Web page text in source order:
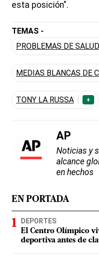
esta posición".
TEMAS -
PROBLEMAS DE SALUD
MEDIAS BLANCAS DE
TONY LA RUSSA +
AP
Noticias y
alcance
en hechos
EN PORTADA
DEPORTES
El Centro Olímpico
deportiva antes de